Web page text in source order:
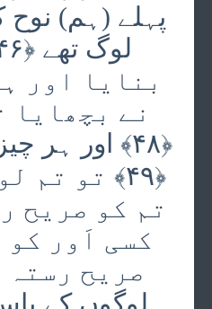
پہلے (ہم)
نے بچھایا
﴿۴۸﴾ اور
﴿۴۹﴾ تو
کسی اَور
لوگوں کے